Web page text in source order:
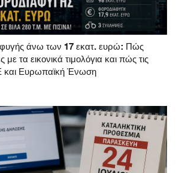
άνω των 17 εκατ. ευρώ: Πώς
με τα εικονικά τιμολόγια και πώς τις
Ευρωπαϊκή Ένωση